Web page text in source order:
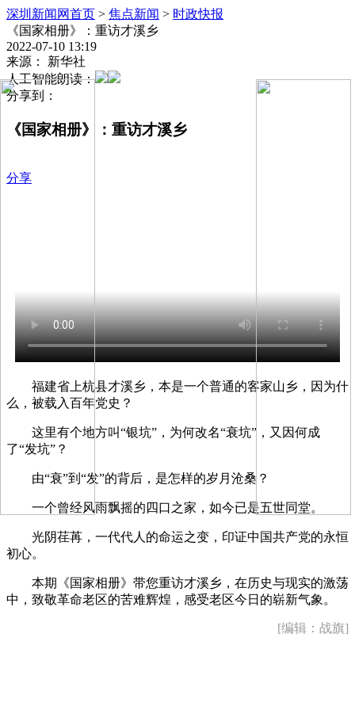
深圳新闻网首页 > 焦点新闻 > 时政快报
《国家相册》：重访才溪乡
2022-07-10 13:19
来源： 新华社
人工智能朗读：
分享到：
《国家相册》：重访才溪乡
分享
福建省上杭县才溪乡， 本是一个普通的客家山乡， 因为什
么， 被载入百年党史？
这里有个地方叫“银坑”， 为何改名“衰坑”， 又因何成
了“发坑”？
由“衰”到“发”的背后， 是怎样的岁月沧桑？
一个曾经风雨飘摇的四口之家， 如今已是五世同堂。
光阴荏苒， 一代代人的命运之变， 印证中国共产党的永恒
初心。
本期《国家相册》带您重访才溪乡， 在历史与现实的激荡
中， 致敬革命老区的苦难辉煌， 感受老区今日的崭新气象。
[编辑：战旗]